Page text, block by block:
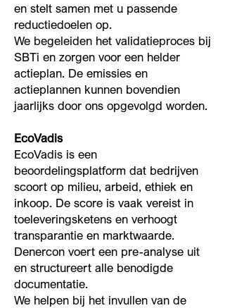
en stelt samen met u passende
reductiedoelen op.
We begeleiden het validatieproces bij
SBTi en zorgen voor een helder
actieplan. De emissies en
actieplannen kunnen bovendien
jaarlijks door ons opgevolgd worden.
EcoVadis
EcoVadis is een
beoordelingsplatform dat bedrijven
scoort op milieu, arbeid, ethiek en
inkoop. De score is vaak vereist in
toeleveringsketens en verhoogt
transparantie en marktwaarde.
Denercon voert een pre-analyse uit
en structureert alle benodigde
documentatie.
We helpen bij het invullen van de